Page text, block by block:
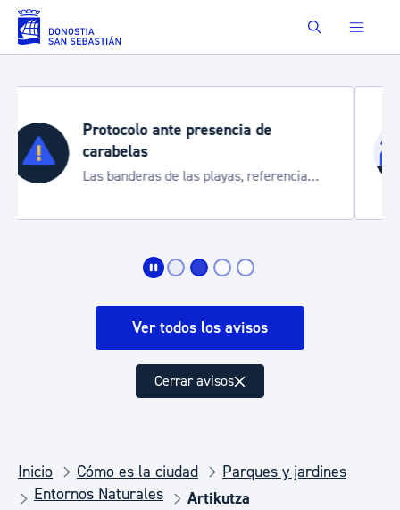
Saltar al contenido principal Buscar
Semana Grande 2026
Cortes de tráfico y servicios especiales
de transporte
Ver todos los avisos
Cerrar avisos
Inicio Cómo es la ciudad
Parques y jardines
Entornos Naturales
Artikutza